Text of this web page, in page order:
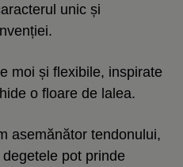
unic și
moi și flexibile, inspirate
o floare de lalea.
asemănător tendonului,
pot prinde